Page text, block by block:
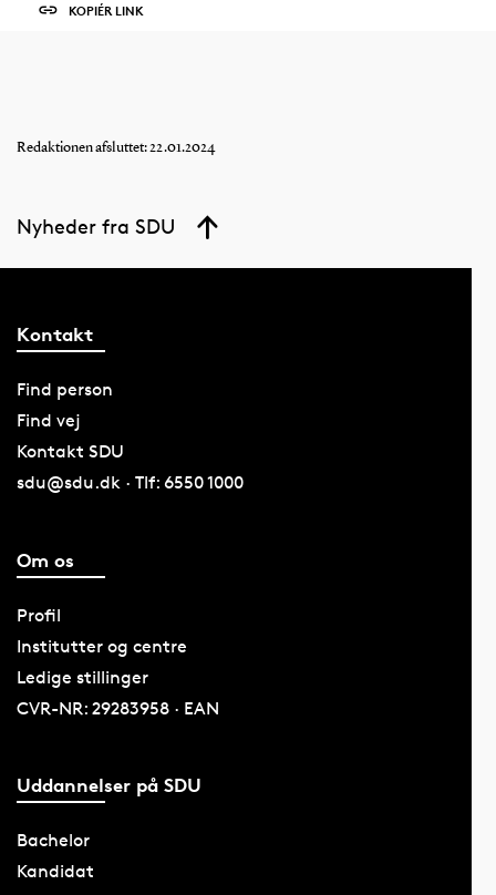
KOPIÉR LINK
Redaktionen afsluttet: 22.01.2024
Nyheder fra SDU
Kontakt
Find person
Find vej
Kontakt SDU
sdu@sdu.dk · Tlf: 6550 1000
Om os
Profil
Institutter og centre
Ledige stillinger
CVR-NR: 29283958 · EAN
Uddannelser på SDU
Bachelor
Kandidat